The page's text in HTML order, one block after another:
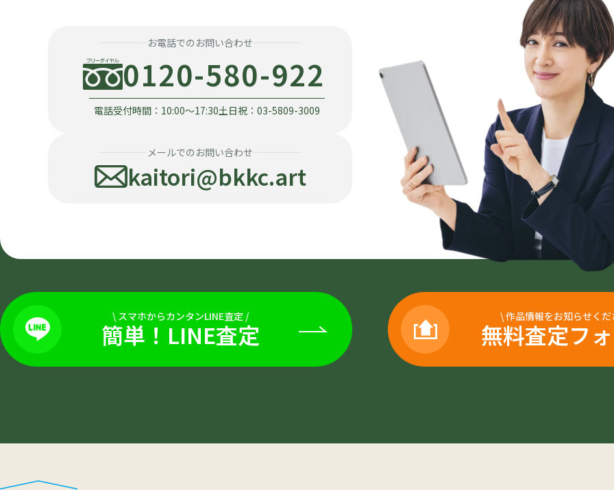
お電話でのお問い合わせ
0120-580-922
電話受付時間：10:00〜17:30土日祝：03-5809-3009
メールでのお問い合わせ
kaitori@bkkc.art
\ スマホからカンタンLINE査定/
簡単！LINE査定
\作品情報をお知らせくだ
無料査定フ